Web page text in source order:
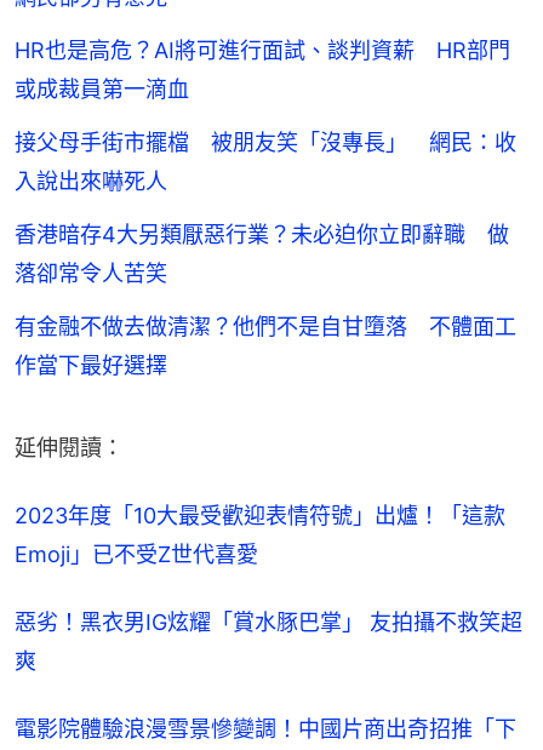
HR也是高危？AI將可進行面試、談判資薪 HR部門
或成裁員第一滴血
接父母手街市擺檔 被朋友笑「沒專長」 網民：收
入說出來嚇死人
香港暗存4大另類厭惡行業？未必迫你立即辭職 做
落卻常令人苦笑
有金融不做去做清潔？他們不是自甘墮落 不體面工
作當下最好選擇
延伸閱讀：
2023年度「10大最受歡迎表情符號」出爐！「這款
Emoji」已不受Z世代喜愛
惡劣！黑衣男IG炫耀「賞水豚巴掌」 友拍攝不救笑超
爽
電影院體驗浪漫雪景慘變調！中國片商出奇招推「下